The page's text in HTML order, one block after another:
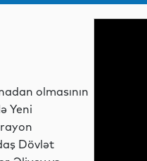
olmasının
Yeni
Dövlət